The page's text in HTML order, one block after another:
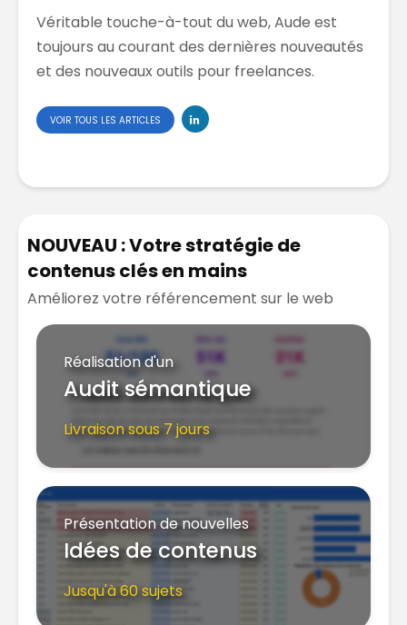
Véritable touche-à-tout du web, Aude est
toujours au courant des dernières nouveautés
et des nouveaux outils pour freelances.
VOIR TOUS LES ARTICLES
NOUVEAU : Votre stratégie de
contenus clés en mains
Améliorez votre référencement sur le web
Réalisation d'un
Audit sémantique
Livraison sous 7 jours
Présentation de nouvelles
Idées de contenus
Jusqu'à 60 sujets